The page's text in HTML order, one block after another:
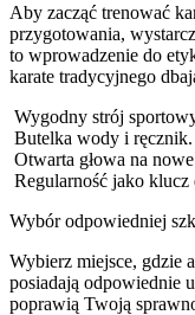
Aby zacząć trenować
przygotowania,
to wprowadzenie do
karate tradycyjnego
Wygodny strój
Butelka wody i ręcznik.
Otwarta głowa na
Regularność jako klucz
Wybór odpowiedniej
Wybierz miejsce, gdzie
posiadają odpowiednie
poprawią Twoją